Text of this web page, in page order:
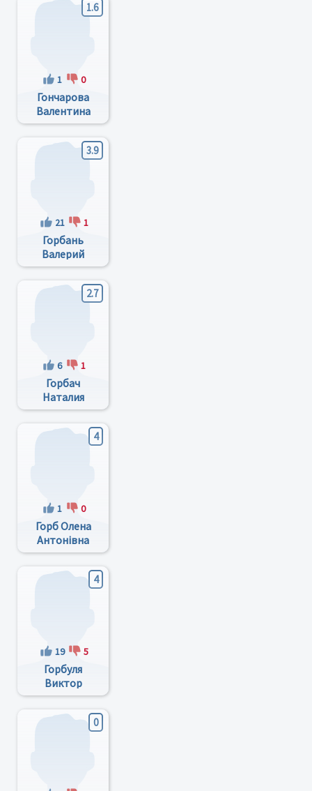
1.6
1 0
Гончарова
Валентина
Георгиевна
3.9
21 1
Горбань
Валерий
Витальевич
2.7
6 1
Горбач
Наталия
Викторовна
4
1 0
Горб Олена
Антонівна
4
19 5
Горбуля
Виктор
Алексеевич
0